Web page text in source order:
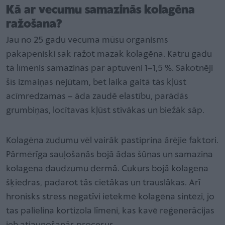
Kā ar vecumu samazinās kolagēna
ražošana?
Jau no 25 gadu vecuma mūsu organisms
pakāpeniski sāk ražot mazāk kolagēna. Katru gadu
tā līmenis samazinās par aptuveni 1–1,5 %. Sākotnēji
šīs izmaiņas nejūtam, bet laika gaitā tās kļūst
acīmredzamas – āda zaudē elastību, parādās
grumbiņas, locītavas kļūst stīvākas un biežāk sāp.
Kolagēna zudumu vēl vairāk pastiprina ārējie faktori.
Pārmērīga sauļošanās bojā ādas šūnas un samazina
kolagēna daudzumu dermā. Cukurs bojā kolagēna
šķiedras, padarot tās cietākas un trauslākas. Arī
hronisks stress negatīvi ietekmē kolagēna sintēzi, jo
tas palielina kortizola līmeni, kas kavē reģenerācijas